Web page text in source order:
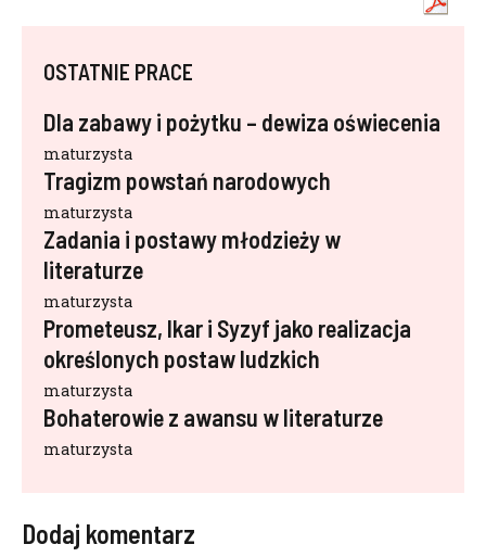
OSTATNIE PRACE
Dla zabawy i pożytku – dewiza oświecenia
maturzysta
Tragizm powstań narodowych
maturzysta
Zadania i postawy młodzieży w
literaturze
maturzysta
Prometeusz, Ikar i Syzyf jako realizacja
określonych postaw ludzkich
maturzysta
Bohaterowie z awansu w literaturze
maturzysta
Dodaj komentarz